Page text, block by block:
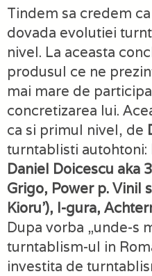
Tindem sa credem
dovada evolutiei
nivel. La aceasta
produsul ce ne
mai mare de
concretizarea lui.
ca si primul nivel, de
turntablisti autohtoni:
Daniel Doicescu aka
Grigo, Power p. Vinil
Kioru’), I-gura,
Dupa vorba „unde-s
turntablism-ul in
investita de